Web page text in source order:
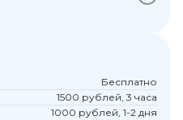
Бесплатно
1500 рублей, 3 часа
1000 рублей, 1-2 дня